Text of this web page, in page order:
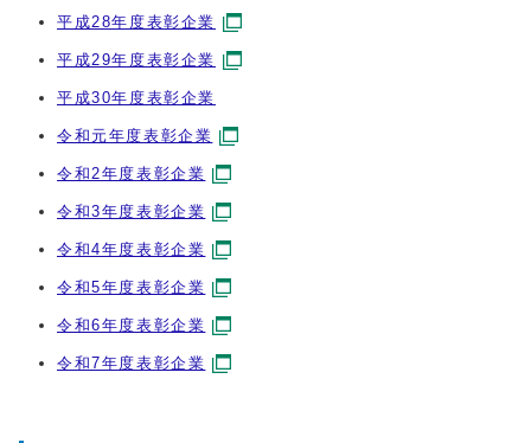
平成28年度表彰企業
平成29年度表彰企業
平成30年度表彰企業
令和元年度表彰企業
令和2年度表彰企業
令和3年度表彰企業
令和4年度表彰企業
令和5年度表彰企業
令和6年度表彰企業
令和7年度表彰企業